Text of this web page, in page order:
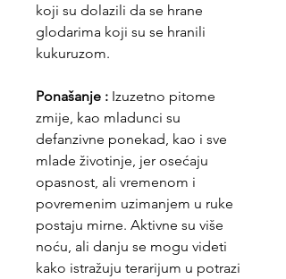
koji su dolazili da se hrane
glodarima koji su se hranili
kukuruzom.
Ponašanje : Izuzetno pitome
zmije, kao mladunci su
defanzivne ponekad, kao i sve
mlade životinje, jer osećaju
opasnost, ali vremenom i
povremenim uzimanjem u ruke
postaju mirne. Aktivne su više
noću, ali danju se mogu videti
kako istražuju terarijum u potrazi